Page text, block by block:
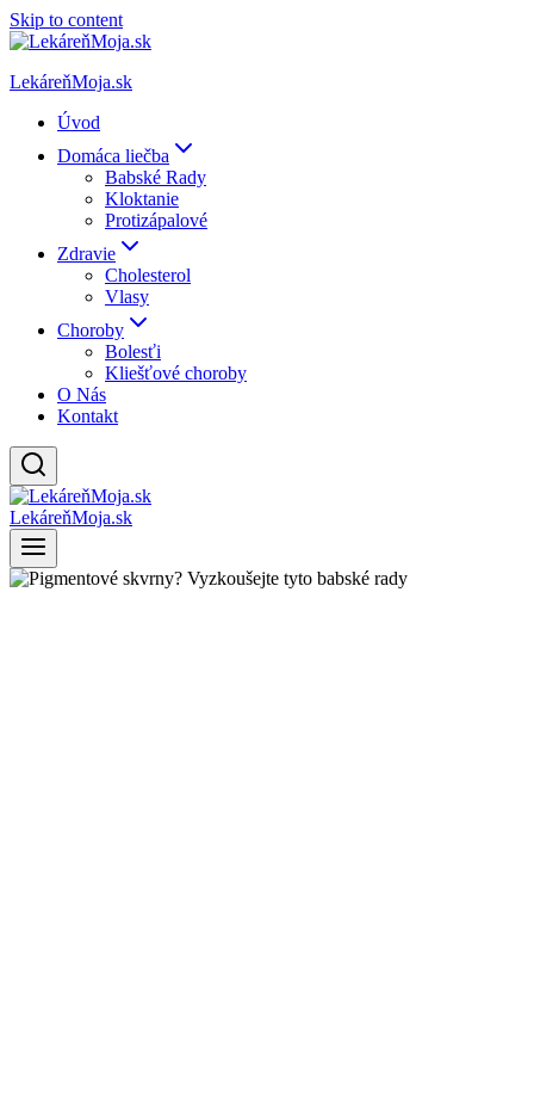
Skip to content
LekáreňMoja.sk
Úvod
Domáca liečba
Babské Rady
Kloktanie
Protizápalové
Zdravie
Cholesterol
Vlasy
Choroby
Bolesťi
Kliešťové choroby
O Nás
Kontakt
LekáreňMoja.sk